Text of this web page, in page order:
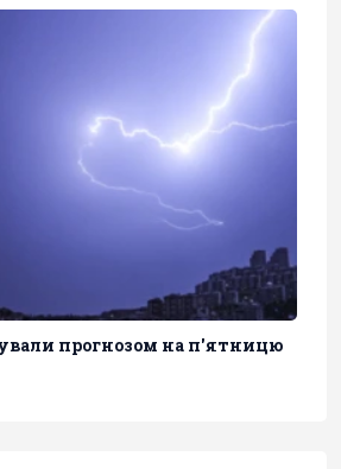
прогнозом на п'ятницю